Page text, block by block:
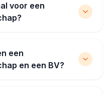
voor een
een
en een BV?